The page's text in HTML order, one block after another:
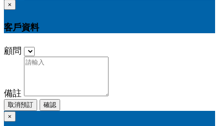
×
客戶資料
顧問
備註
取消預訂
確認
×